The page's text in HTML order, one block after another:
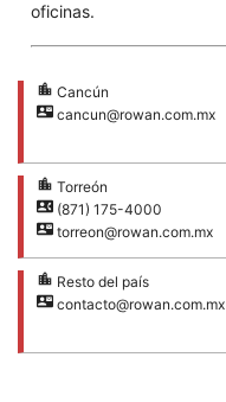
oficinas.
location_city Cancún
contact_mailcancun@rowan.com.mx
location_city Torreón
contact_phone(871) 175-4000
contact_mailtorreon@rowan.com.mx
location_city Resto del país
contact_mailcontacto@rowan.com.mx